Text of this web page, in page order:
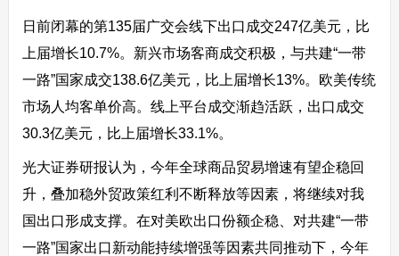
日前闭幕的第135届广交会线下出口成交247亿美元，比
上届增长10.7%。新兴市场客商成交积极，与共建“一带
一路”国家成交138.6亿美元，比上届增长13%。欧美传统
市场人均客单价高。线上平台成交渐趋活跃，出口成交
30.3亿美元，比上届增长33.1%。
光大证券研报认为，今年全球商品贸易增速有望企稳回
升，叠加稳外贸政策红利不断释放等因素，将继续对我
国出口形成支撑。在对美欧出口份额企稳、对共建“一带
一路”国家出口新动能持续增强等因素共同推动下，今年